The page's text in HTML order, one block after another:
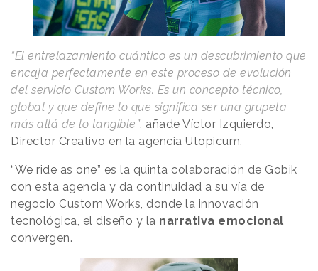
“El entrelazamiento cuántico es un descubrimiento que
encaja perfectamente en este proceso de evolución
del servicio Custom Works. Es un concepto técnico,
global y que define lo que significa ser una grupeta
más allá de lo tangible”, añade Víctor Izquierdo,
Director Creativo en la agencia Utopicum.
“We ride as one” es la quinta colaboración de Gobik
con esta agencia y da continuidad a su vía de
negocio Custom Works, donde la innovación
tecnológica, el diseño y la narrativa emocional
convergen.